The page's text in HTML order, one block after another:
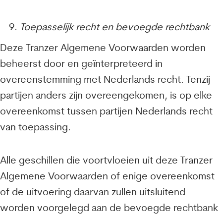
Toepasselijk recht en bevoegde rechtbank
Deze Tranzer Algemene Voorwaarden worden
beheerst door en geïnterpreteerd in
overeenstemming met Nederlands recht. Tenzij
partijen anders zijn overeengekomen, is op elke
overeenkomst tussen partijen Nederlands recht
van toepassing.
Alle geschillen die voortvloeien uit deze Tranzer
Algemene Voorwaarden of enige overeenkomst
of de uitvoering daarvan zullen uitsluitend
worden voorgelegd aan de bevoegde rechtbank